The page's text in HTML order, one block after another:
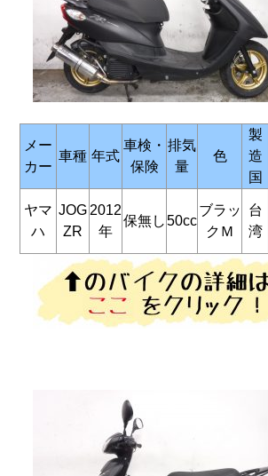
メー
カー
車種 年式
車検・
保険
排気
量
色
製
造
国
ヤマ
ハ
JOG
ZR
2012
年
保無し 50cc
ブラッ
クＭ
台
湾